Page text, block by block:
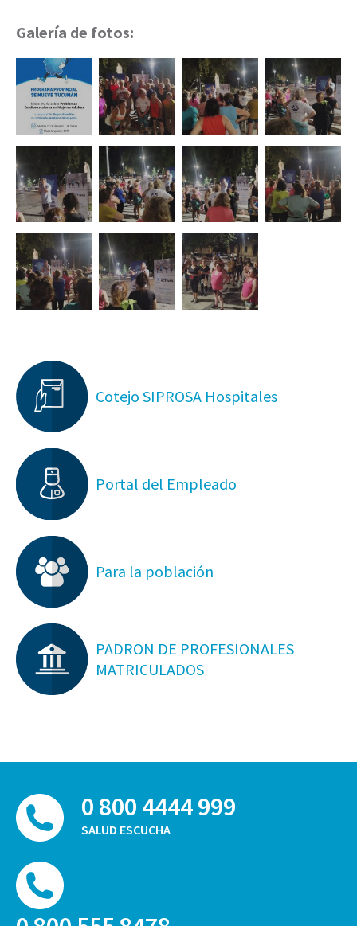
Galería de fotos:
Cotejo SIPROSA Hospitales
Portal del Empleado
Para la población
PADRON DE PROFESIONALES
MATRICULADOS
0 800 4444 999
SALUD ESCUCHA